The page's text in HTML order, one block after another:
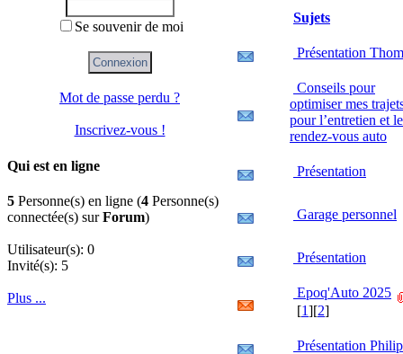
Se souvenir de moi
Mot de passe perdu ?
Inscrivez-vous !
Qui est en ligne
5 Personne(s) en ligne (4 Personne(s)
connectée(s) surForum)
Utilisateur(s): 0
Invité(s): 5
Plus ...
Sujets
Présentation
Conseils pour
optimiser mes
pour l’entretien et
rendez-vous auto
Présentation
Garage personnel
Présentation
Epoq'Auto 2025
[1][2]
Présentation